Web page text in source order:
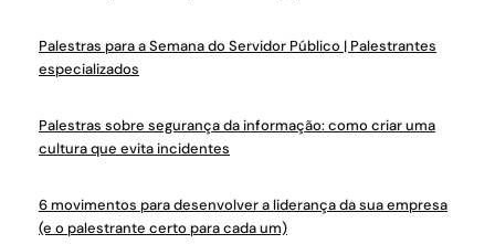
Palestras para a Semana do Servidor Público | Palestrantes
especializados
Palestras sobre segurança da informação: como criar uma
cultura que evita incidentes
6 movimentos para desenvolver a liderança da sua empresa
(e o palestrante certo para cada um)